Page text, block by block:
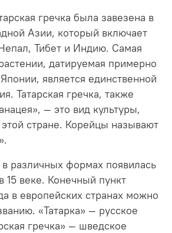
гречка была завезена в
Азии, который включает
Тибет и Индию. Самая
датируемая примерно
является единственной
Татарская гречка, также
— это вид культуры,
стране. Корейцы называют
в различных формах появилась
15 веке. Конечный пункт
в европейских странах можно
«Татарка» — русское
гречка» — шведское